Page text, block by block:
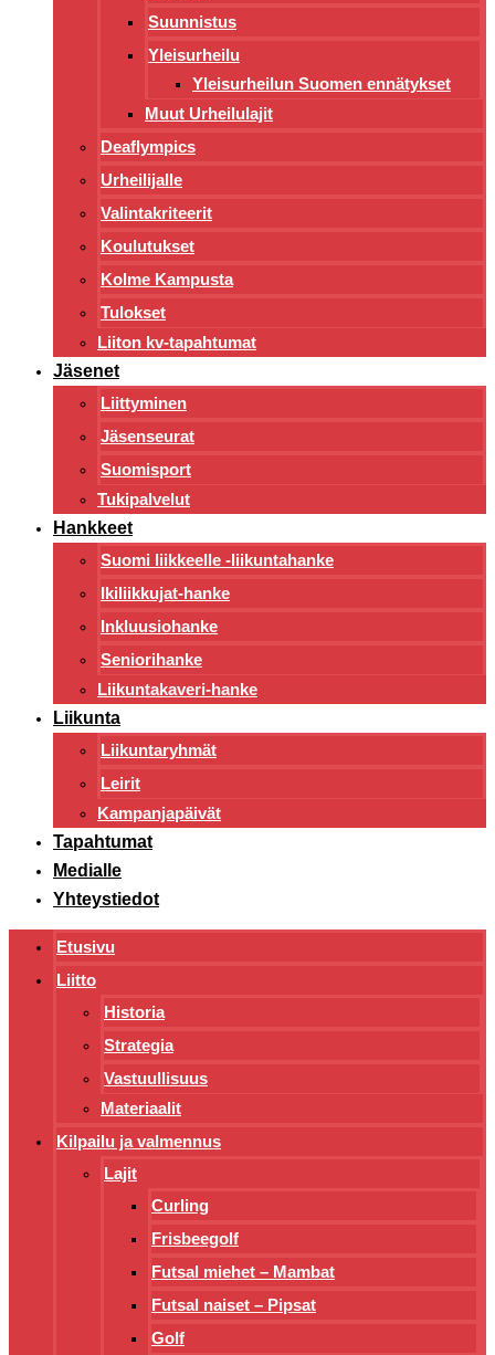
Suunnistus
Yleisurheilu
Yleisurheilun Suomen ennätykset
Muut Urheilulajit
Deaflympics
Urheilijalle
Valintakriteerit
Koulutukset
Kolme Kampusta
Tulokset
Liiton kv-tapahtumat
Jäsenet
Liittyminen
Jäsenseurat
Suomisport
Tukipalvelut
Hankkeet
Suomi liikkeelle -liikuntahanke
Ikiliikkujat-hanke
Inkluusiohanke
Seniorihanke
Liikuntakaveri-hanke
Liikunta
Liikuntaryhmät
Leirit
Kampanjapäivät
Tapahtumat
Medialle
Yhteystiedot
Etusivu
Liitto
Historia
Strategia
Vastuullisuus
Materiaalit
Kilpailu ja valmennus
Lajit
Curling
Frisbeegolf
Futsal miehet – Mambat
Futsal naiset – Pipsat
Golf